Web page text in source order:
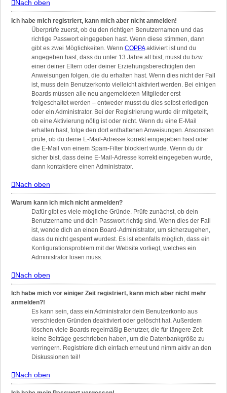
Nach oben
Ich habe mich registriert, kann mich aber nicht anmelden!
Überprüfe zuerst, ob du den richtigen Benutzernamen und das
richtige Passwort eingegeben hast. Wenn diese stimmen, dann
gibt es zwei Möglichkeiten. Wenn COPPAaktiviert ist und du
angegeben hast, dass du unter 13 Jahre alt bist, musst du bzw.
einer deiner Eltern oder deiner Erziehungsberechtigten den
Anweisungen folgen, die du erhalten hast. Wenn dies nicht der Fall
ist, muss dein Benutzerkonto vielleicht aktiviert werden. Bei einigen
Boards müssen alle neu angemeldeten Mitglieder erst
freigeschaltet werden – entweder musst du dies selbst erledigen
oder ein Administrator. Bei der Registrierung wurde dir mitgeteilt,
ob eine Aktivierung nötig ist oder nicht. Wenn du eine E-Mail
erhalten hast, folge den dort enthaltenen Anweisungen. Ansonsten
prüfe, ob du deine E-Mail-Adresse korrekt eingegeben hast oder
die E-Mail von einem Spam-Filter blockiert wurde. Wenn du dir
sicher bist, dass deine E-Mail-Adresse korrekt eingegeben wurde,
dann kontaktiere einen Administrator.
Nach oben
Warum kann ich mich nicht anmelden?
Dafür gibt es viele mögliche Gründe. Prüfe zunächst, ob dein
Benutzername und dein Passwort richtig sind. Wenn dies der Fall
ist, wende dich an einen Board-Administrator, um sicherzugehen,
dass du nicht gesperrt wurdest. Es ist ebenfalls möglich, dass ein
Konfigurationsproblem mit der Website vorliegt, welches ein
Administrator lösen muss.
Nach oben
Ich habe mich vor einiger Zeit registriert, kann mich aber nicht mehr
anmelden?!
Es kann sein, dass ein Administrator dein Benutzerkonto aus
verschieden Gründen deaktiviert oder gelöscht hat. Außerdem
löschen viele Boards regelmäßig Benutzer, die für längere Zeit
keine Beiträge geschrieben haben, um die Datenbankgröße zu
verringern. Registriere dich einfach erneut und nimm aktiv an den
Diskussionen teil!
Nach oben